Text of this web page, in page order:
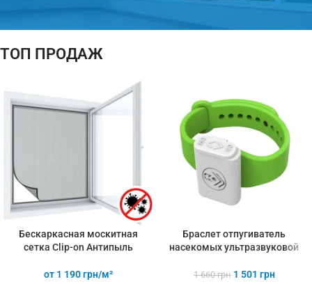
ПОДАРОК!
При покупке
3-х и более
ТОП ПРОДАЖ
Бескаркасная москитная
сетка Clip-on Антипыль
от 1 190грн/м²
Браслет отпугиватель
насекомых ультразвуковой
1 660грн 1 501 грн